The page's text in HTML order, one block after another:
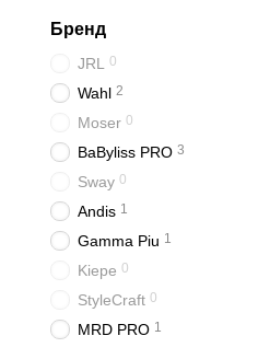
Бренд
JRL 0
Wahl 2
Moser 0
BaByliss PRO 3
Sway 0
Andis 1
Gamma Piu 1
Kiepe 0
StyleCraft 0
MRD PRO 1